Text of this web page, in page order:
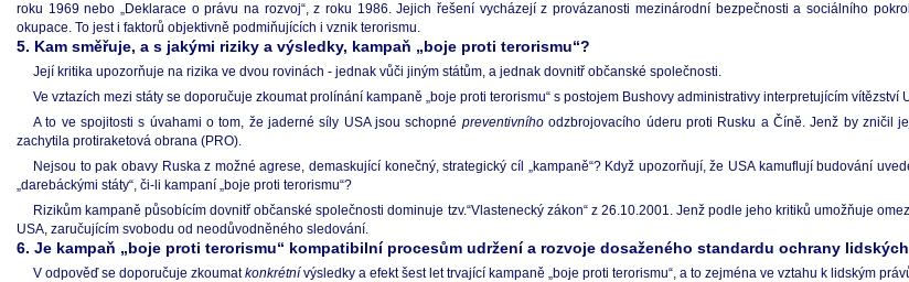
roku 1969 nebo „Deklarace o právu na rozvoj“, z roku 1986. Jejich řešení vycházejí z provázanosti mezinárodní bezpečnosti a sociálního
okupace. To jest i faktorů objektivně podmiňujících i vznik terorismu.
5. Kam směřuje, a s jakými riziky a výsledky, kampaň „boje proti terorismu“?
Její kritika upozorňuje na rizika ve dvou rovinách - jednak vůči jiným státům, a jednak dovnitř občanské společnosti.
Ve vztazích mezi státy se doporučuje zkoumat prolínání kampaně „boje proti terorismu“ s postojem Bushovy administrativy interpretujícím vítězství
A to ve spojitosti s úvahami o tom, že jaderné síly USA jsou schopné preventivníhoodzbrojovacího úderu proti Rusku a Číně. Jenž by zničil
zachytila protiraketová obrana (PRO).
Nejsou to pak obavy Ruska z možné agrese, demaskující konečný, strategický cíl „kampaně“? Když upozorňují, že USA kamuflují budování
„darebáckými státy“, či-li kampaní „boje proti terorismu“?
Rizikům kampaně působícím dovnitř občanské společnosti dominuje tzv.“Vlastenecký zákon“ z 26.10.2001. Jenž podle jeho kritiků umožňuje
USA, zaručujícím svobodu od neodůvodněného sledování.
6. Je kampaň „boje proti terorismu“ kompatibilní procesům udržení a rozvoje dosaženého standardu ochrany
V odpověď se doporučuje zkoumatkonkrétní výsledky a efekt šest let trvající kampaně „boje proti terorismu“, a to zejména ve vztahu k lidským